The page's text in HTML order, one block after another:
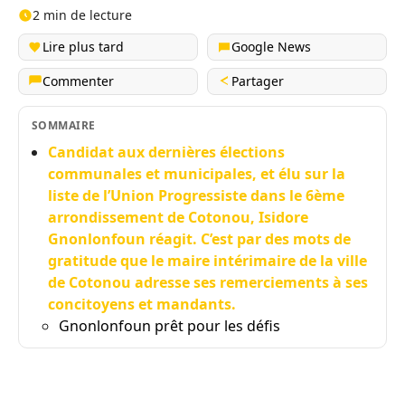
2 min de lecture
Lire plus tard
Google News
Commenter
Partager
SOMMAIRE
Candidat aux dernières élections
communales et municipales, et élu sur la
liste de l’Union Progressiste dans le 6ème
arrondissement de Cotonou, Isidore
Gnonlonfoun réagit. C’est par des mots de
gratitude que le maire intérimaire de la ville
de Cotonou adresse ses remerciements à ses
concitoyens et mandants.
Gnonlonfoun prêt pour les défis